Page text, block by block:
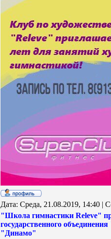
Дата: Среда, 21.08.2019, 14:40 |
"Школа гимнастики Releve"
государственного
"Динамо"